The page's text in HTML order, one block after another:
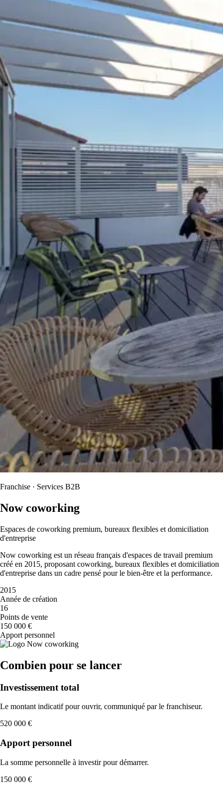
Franchise · Services B2B
Now coworking
Espaces de coworking premium, bureaux flexibles et domiciliation
d'entreprise
Now coworking est un réseau français d'espaces de travail premium
créé en 2015, proposant coworking, bureaux flexibles et domiciliation
d'entreprise dans un cadre pensé pour le bien-être et la performance.
2015
Année de création
16
Points de vente
150 000 €
Apport personnel
Combien pour se lancer
Investissement total
Le montant indicatif pour ouvrir, communiqué par le franchiseur.
520 000 €
Apport personnel
La somme personnelle à investir pour démarrer.
150 000 €